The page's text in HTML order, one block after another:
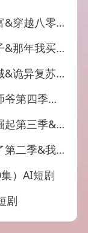
富（61集）AI短剧
子（57集）AI短剧
域（48集）AI短剧
集）AI短剧
起第三季（36集）AI短剧
第二季（82集）AI短剧
）AI短剧
剧